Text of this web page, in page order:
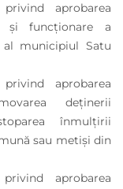
aprobarea
și funcționare a
municipiul Satu
privind aprobarea
deținerii
înmulțirii
sau metiși din
privind aprobarea